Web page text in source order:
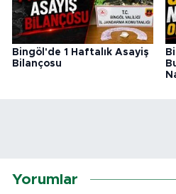
Bingöl'de 1 Haftalık Asayiş
Bilançosu
Yorumlar